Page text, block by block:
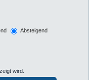
Absteigend
wird.